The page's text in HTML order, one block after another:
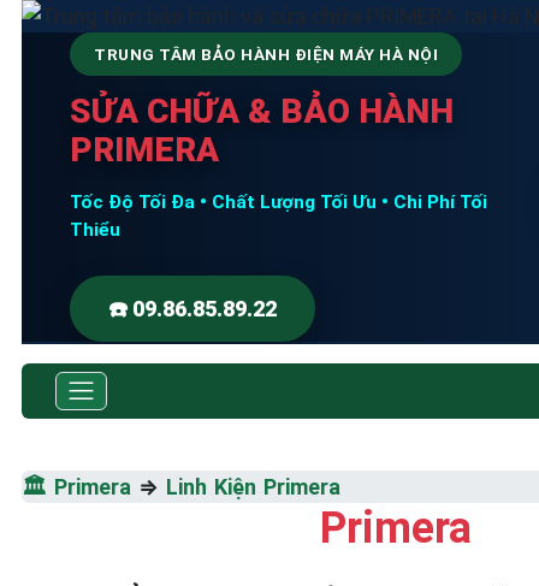
TRUNG TÂM BẢO HÀNH ĐIỆN MÁY HÀ NỘI
SỬA CHỮA & BẢO HÀNH
PRIMERA
Tốc Độ Tối Đa • Chất Lượng Tối Ưu • Chi Phí Tối
Thiểu
☎️ 09.86.85.89.22
🏛️ Primera ⇒ Linh Kiện Primera
Primera